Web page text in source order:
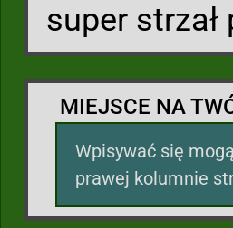
super
MIEJSCE NA
Wpisywać się
prawej kolumnie